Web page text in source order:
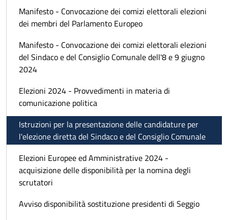
Manifesto - Convocazione dei comizi elettorali elezioni
dei membri del Parlamento Europeo
Manifesto - Convocazione dei comizi elettorali elezioni
del Sindaco e del Consiglio Comunale dell'8 e 9 giugno
2024
Elezioni 2024 - Provvedimenti in materia di
comunicazione politica
Istruzioni per la presentazione delle candidature per
l'elezione diretta del Sindaco e del Consiglio Comunale
Elezioni Europee ed Amministrative 2024 -
acquisizione delle disponibilità per la nomina degli
scrutatori
Avviso disponibilità sostituzione presidenti di Seggio